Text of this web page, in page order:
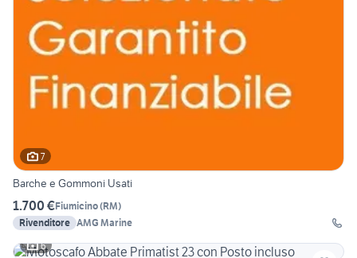
7
Barche e Gommoni Usati
1.700 €Fiumicino(RM)
Rivenditore AMG Marine
6